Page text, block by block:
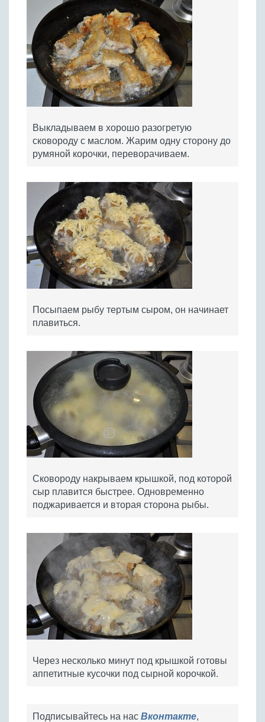
Выкладываем в хорошо разогретую
сковороду с маслом. Жарим одну сторону до
румяной корочки, переворачиваем.
Посыпаем рыбу тертым сыром, он начинает
плавиться.
Сковороду накрываем крышкой, под которой
сыр плавится быстрее. Одновременно
поджаривается и вторая сторона рыбы.
Через несколько минут под крышкой готовы
аппетитные кусочки под сырной корочкой.
Подписывайтесь на нас Вконтакте,